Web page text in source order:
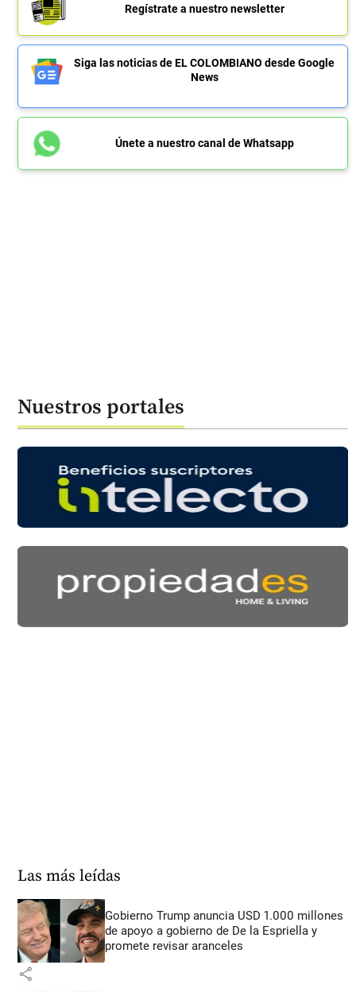
Regístrate a nuestro newsletter
Siga las noticias de EL COLOMBIANO desde Google
News
Únete a nuestro canal de Whatsapp
Nuestros portales
Las más leídas
Gobierno Trump anuncia USD 1.000 millones
de apoyo a gobierno de De la Espriella y
promete revisar aranceles
share